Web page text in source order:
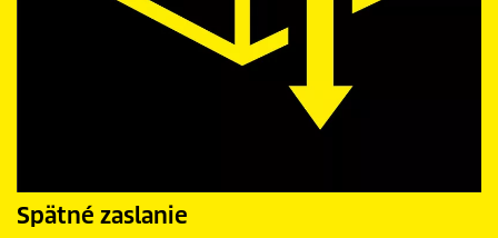
Spätné zaslanie